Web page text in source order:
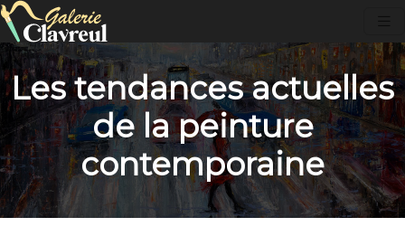
Les tendances actuelles
de la peinture
contemporaine